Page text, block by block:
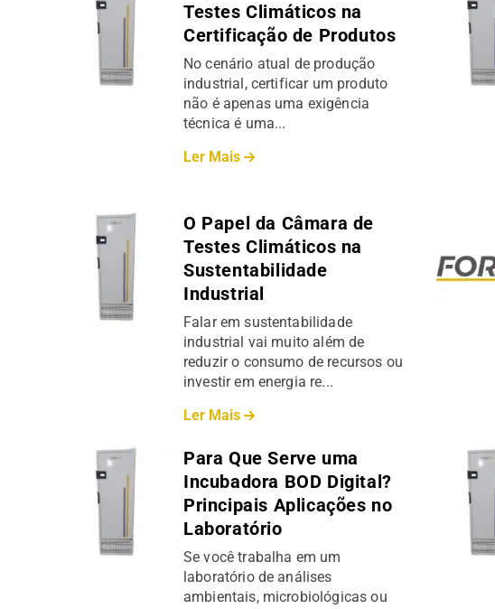
Testes Climáticos na
Certificação de Produtos
No cenário atual de produção
industrial, certificar um produto
não é apenas uma exigência
técnica é uma...
Ler Mais
O Papel da Câmara de
Testes Climáticos na
Sustentabilidade
Industrial
Falar em sustentabilidade
industrial vai muito além de
reduzir o consumo de recursos ou
investir em energia re...
Ler Mais
Para Que Serve uma
Incubadora BOD Digital?
Principais Aplicações no
Laboratório
Se você trabalha em um
laboratório de análises
ambientais, microbiológicas ou